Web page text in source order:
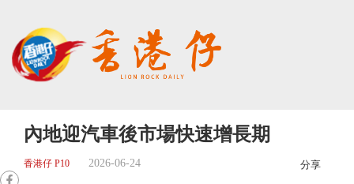
內地迎汽車後市場快速增長期
香港仔 P10 2026-06-24 分享